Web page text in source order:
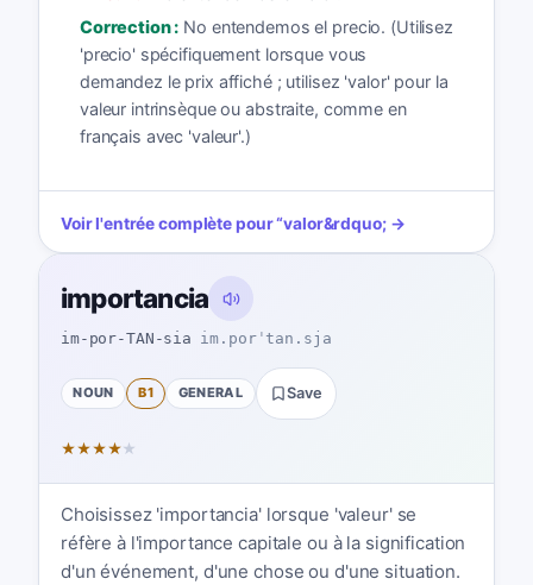
Correction : No entendemos el precio. (Utilisez
'precio' spécifiquement lorsque vous
demandez le prix affiché ; utilisez 'valor' pour la
valeur intrinsèque ou abstraite, comme en
français avec 'valeur'.)
Voir l'entrée complète pour“valor&rdquo; →
importancia
im-por-TAN-sia im.porˈtan.sja
NOUN B1 GENERAL Save
★★★★★
Choisissez 'importancia' lorsque 'valeur' se
réfère à l'importance capitale ou à la signification
d'un événement, d'une chose ou d'une situation.